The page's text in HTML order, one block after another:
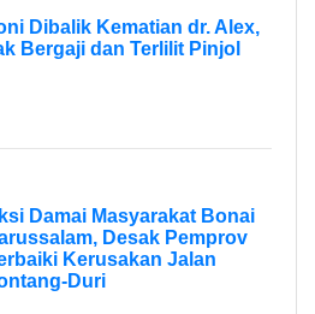
Dibalik Kematian dr. Alex,
Bergaji dan Terlilit Pinjol
Damai Masyarakat Bonai
Desak Pemprov
Kerusakan Jalan
Duri